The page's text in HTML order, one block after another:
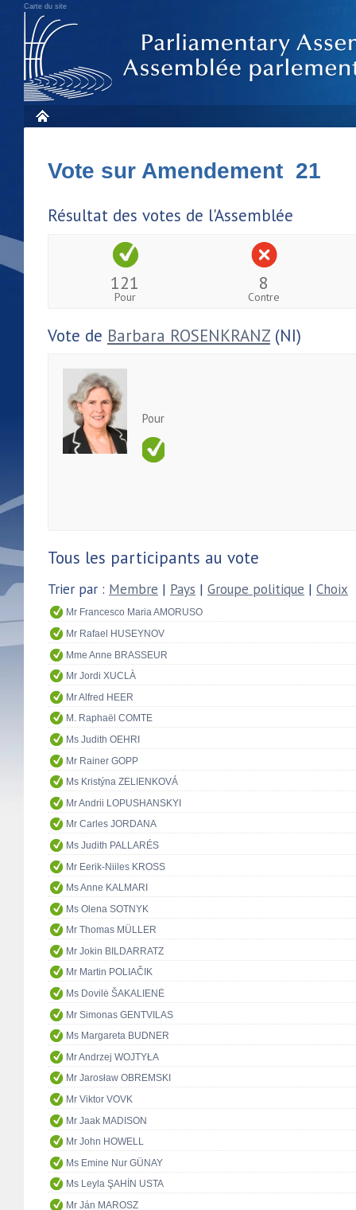
Carte du site
Vote sur Amendement 21
Résultat des votes de l'Assemblée
121
Pour
8
Contre
Vote de Barbara ROSENKRANZ (NI)
Pour
Tous les participants au vote
Trier par : Membre | Pays | Groupe politique | Choix
Mr Francesco Maria AMORUSO
Mr Rafael HUSEYNOV
Mme Anne BRASSEUR
Mr Jordi XUCLÀ
Mr Alfred HEER
M. Raphaël COMTE
Ms Judith OEHRI
Mr Rainer GOPP
Ms Kristýna ZELIENKOVÁ
Mr Andrii LOPUSHANSKYI
Mr Carles JORDANA
Ms Judith PALLARÉS
Mr Eerik-Niiles KROSS
Ms Anne KALMARI
Ms Olena SOTNYK
Mr Thomas MÜLLER
Mr Jokin BILDARRATZ
Mr Martin POLIAČIK
Ms Dovilė ŠAKALIENĖ
Mr Simonas GENTVILAS
Ms Margareta BUDNER
Mr Andrzej WOJTYŁA
Mr Jarosław OBREMSKI
Mr Viktor VOVK
Mr Jaak MADISON
Mr John HOWELL
Ms Emine Nur GÜNAY
Ms Leyla ŞAHİN USTA
Mr Ján MAROSZ